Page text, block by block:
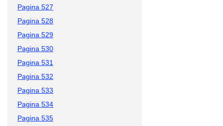
Pagina 527
Pagina 528
Pagina 529
Pagina 530
Pagina 531
Pagina 532
Pagina 533
Pagina 534
Pagina 535